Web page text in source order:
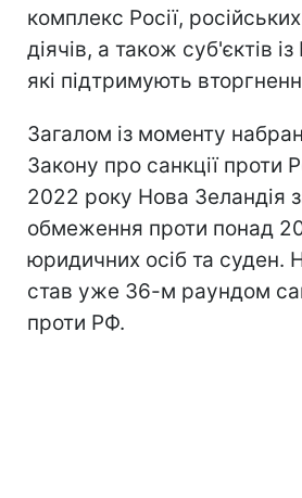
комплекс Росії,
діячів, а також суб'єктів
які підтримують
Загалом із моменту
Закону про санкції проти
2022 року Нова Зеландія
обмеження проти понад
юридичних осіб та суден.
став уже 36-м раундом
проти РФ.